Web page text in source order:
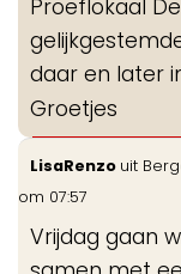
Proeflokaal
daar en later
Groetjes
LisaRenzo uit
om 07:57
Vrijdag gaan